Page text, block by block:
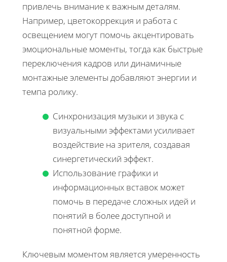
привлечь внимание к важным деталям.
Например, цветокоррекция и работа с
освещением могут помочь акцентировать
эмоциональные моменты, тогда как быстрые
переключения кадров или динамичные
монтажные элементы добавляют энергии и
темпа ролику.
Синхронизация музыки и звука с
визуальными эффектами усиливает
воздействие на зрителя, создавая
синергетический эффект.
Использование графики и
информационных вставок может
помочь в передаче сложных идей и
понятий в более доступной и
понятной форме.
Ключевым моментом является умеренность